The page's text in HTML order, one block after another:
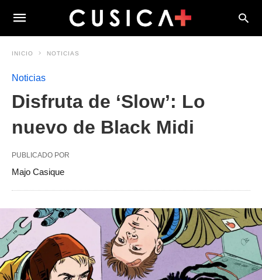
INICIO NOTICIAS
Noticias
Disfruta de ‘Slow’: Lo
nuevo de Black Midi
PUBLICADO POR
Majo Casique